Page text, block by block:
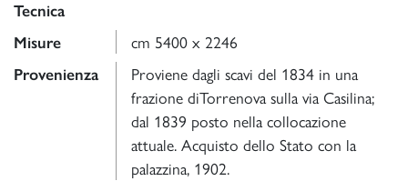
Tecnica
Misure cm 5400 x 2246
Provenienza
Proviene dagli scavi del 1834 in una
frazione diTorrenova sulla via Casilina;
dal 1839 posto nella collocazione
attuale. Acquisto dello Stato con la
palazzina, 1902.